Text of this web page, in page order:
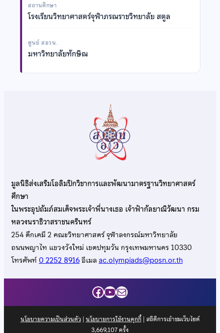
สถานศึกษา
โรงเรียนวิทยาศาสตร์จุฬาภรณราชวิทยาลัย สตูล
ศูนย์ สอวน.
มหาวิทยาลัยทักษิณ
มูลนิธิส่งเสริมโอลิมปิกวิชาการและพัฒนามาตรฐานวิทยาศาสตร์
ศึกษา
ในพระอุปถัมภ์สมเด็จพระเจ้าพี่นางเธอ เจ้าฟ้ากัลยาณิวัฒนา กรม
หลวงนราธิวาสราชนครินทร์
254 ตึกเคมี 2 คณะวิทยาศาสตร์ จุฬาลงกรณ์มหาวิทยาลัย
ถนนพญาไท แขวงวังใหม่ เขตปทุมวัน กรุงเทพมหานคร 10330
โทรศัพท์0 2252 8916อีเมลac.olympiads@posn.or.th
Facebook
YouTube
Mail
นโยบายความเป็นส่วนตัว| นโยบายการใช้งานคุกกี้| สถิติการเข้าชมเว็บไซต์
3,669,107ครั้ง